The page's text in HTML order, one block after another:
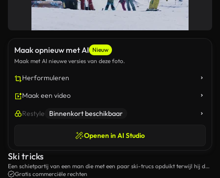
Maak opnieuw met AI Nieuw
Maak met AI nieuwe versies van deze foto.
Herformuleren
Maak een video
Restyle Binnenkort beschikbaar
Openen in AI Studio
Ski tricks
Een schietpartij van een man die met een paar ski-trucs opduikt terwijl hij de
berg afdaalt.
Gratis commerciële rechten